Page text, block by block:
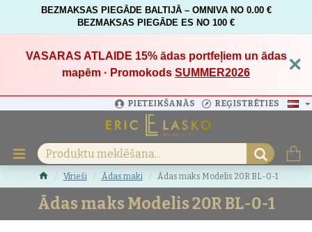
BEZMAKSAS PIEGĀDE BALTIJĀ – OMNIVA NO 0.00 €
BEZMAKSAS PIEGĀDE ES NO 100 €
VASARAS ATLAIDE 15%ādas portfeļiem un ādas
mapēm · Promokods SUMMER2026 ×
PIETEIKŠANĀS REĢISTRĒTIES
Vīrieši Ādas maki Ādas maks Modelis 20R BL-0-1
Ādas maks Modelis 20R BL-0-1